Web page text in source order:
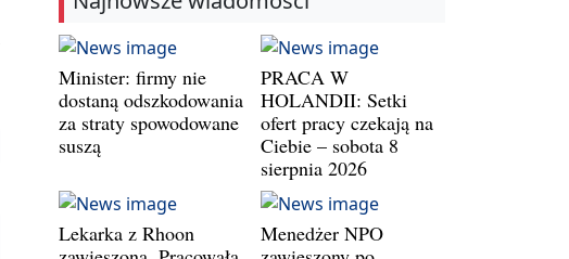
Minister: firmy nie
dostaną odszkodowania
za straty spowodowane
suszą
PRACA W
HOLANDII: Setki
ofert pracy czekają na
Ciebie – sobota 8
sierpnia 2026
Lekarka z Rhoon
Menedżer NPO